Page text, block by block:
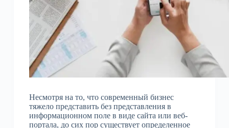
Несмотря на то, что современный бизнес
тяжело представить без представления в
информационном поле в виде сайта или веб-
портала, до сих пор существует определенное